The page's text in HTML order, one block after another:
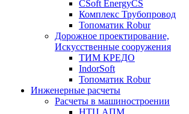
CSoft EnergyCS
Комплекс Трубопровод
Топоматик Robur
Дорожное проектирование,
Искусственные сооружения
ТИМ КРЕДО
IndorSoft
Топоматик Robur
Инженерные расчеты
Расчеты в машиностроении
НТЦ АПМ